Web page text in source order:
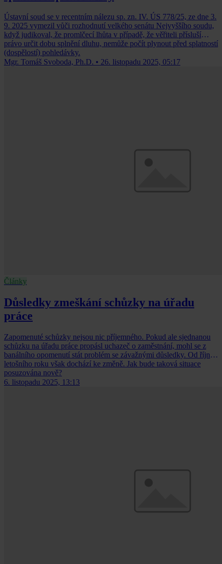
Ústavní soud se v recentním nálezu sp. zn. IV. ÚS 778/25, ze dne 3.
9. 2025 vymezil vůči rozhodnutí velkého senátu Nejvyššího soudu,
když judikoval, že promlčecí lhůta v případě, že věřiteli přísluší
právo určit dobu splnění dluhu, nemůže počít plynout před splatností
(dospělostí) pohledávky.
Mgr. Tomáš Svoboda, Ph.D. • 26. listopadu 2025, 05:17
Články
Důsledky zmeškání schůzky na úřadu
práce
Zapomenuté schůzky nejsou nic příjemného. Pokud ale sjednanou
schůzku na úřadu práce propásl uchazeč o zaměstnání, mohl se z
banálního opomenutí stát problém se závažnými důsledky. Od října
letošního roku však dochází ke změně. Jak bude taková situace
posuzována nově?
6. listopadu 2025, 13:13